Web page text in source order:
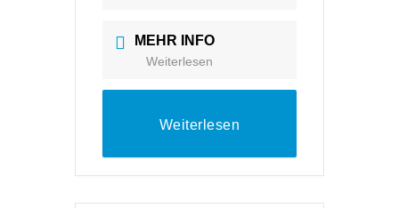
MEHR INFO
Weiterlesen
Weiterlesen